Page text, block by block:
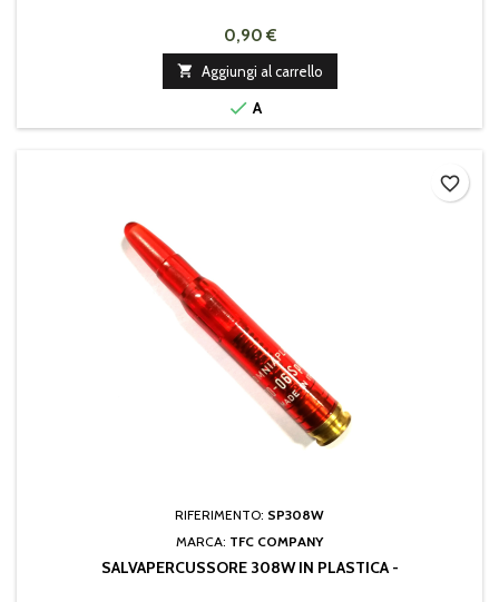
0,90 €
 Aggiungi al carrello
 A
RIFERIMENTO: SP308W
MARCA: TFC COMPANY
SALVAPERCUSSORE 308W IN PLASTICA -
favorite_border